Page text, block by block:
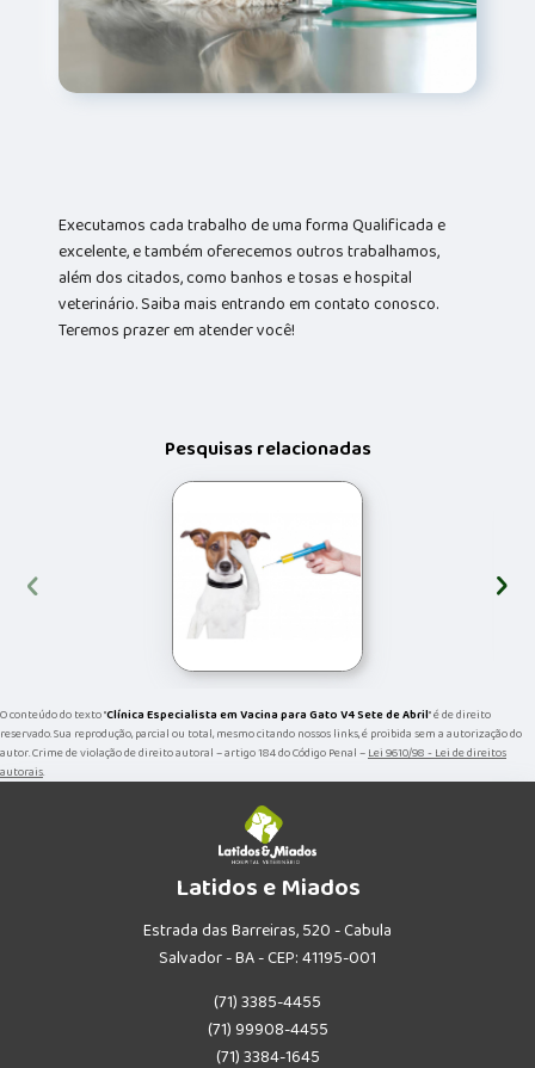
Executamos cada trabalho de uma forma Qualificada e
excelente, e também oferecemos outros trabalhamos,
além dos citados, como banhos e tosas e hospital
veterinário. Saiba mais entrando em contato conosco.
Teremos prazer em atender você!
Pesquisas relacionadas
‹ ›
O conteúdo do texto "Clínica Especialista em Vacina para Gato V4 Sete de Abril" é de direito
reservado. Sua reprodução, parcial ou total, mesmo citando nossos links, é proibida sem a autorização do
autor. Crime de violação de direito autoral – artigo 184 do Código Penal –Lei 9610/98 - Lei de direitos
autorais.
Latidos e Miados
Estrada das Barreiras, 520 - Cabula
Salvador - BA - CEP: 41195-001
(71) 3385-4455
(71) 99908-4455
(71) 3384-1645